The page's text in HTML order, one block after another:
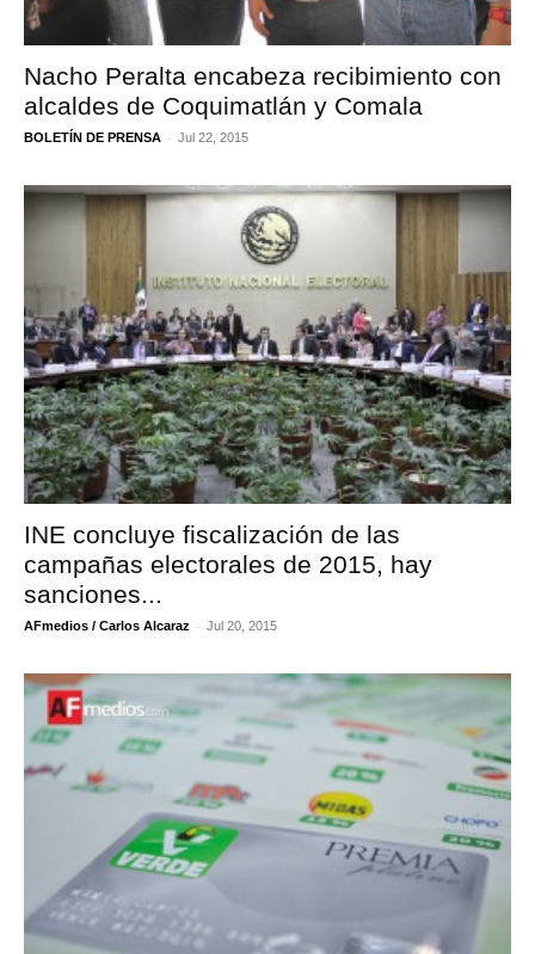
Nacho Peralta encabeza recibimiento con
alcaldes de Coquimatlán y Comala
BOLETÍN DE PRENSA - Jul 22, 2015
INE concluye fiscalización de las
campañas electorales de 2015, hay
sanciones...
AFmedios / Carlos Alcaraz - Jul 20, 2015